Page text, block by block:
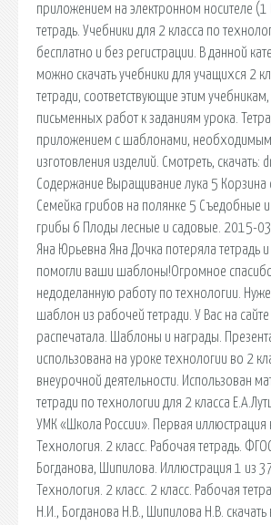
приложением на электронном носителе (1
тетрадь. Учебники для 2 класса по
бесплатно и без регистрации. В данной
можно скачать учебники для учащихся 2
тетради, соответствующие этим
письменных работ к заданиям урока.
приложением с шаблонами,
изготовления изделий. Смотреть, скачать:
Содержание Выращивание лука 5 Корзина
Семейка грибов на полянке 5 Съедобные
грибы 6 Плоды лесные и садовые. 2015-
Яна Юрьевна Яна Дочка потеряла тетрадь
помогли ваши шаблоны!Огромное
недоделанную работу по технологии.
шаблон из рабочей тетради. У Вас на
распечатала. Шаблоны и награды.
использована на уроке технологии во 2
внеурочной деятельности. Использован
тетради по технологии для 2 класса
УМК «Школа России». Первая иллюстрация
Технология. 2 класс. Рабочая тетрадь.
Богданова, Шипилова. Иллюстрация 1 из
Технология. 2 класс. 2 класс. Рабочая
Н.И., Богданова Н.В., Шипилова Н.В. cкачать